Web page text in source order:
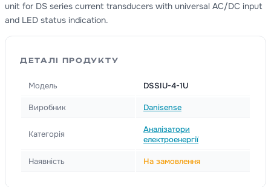
unit for DS series current transducers with universal AC/DC input
and LED status indication.
ДЕТАЛІ ПРОДУКТУ
Модель DSSIU-4-1U
Виробник Danisense
Категорія
Аналізатори
електроенергії
Наявність На замовлення